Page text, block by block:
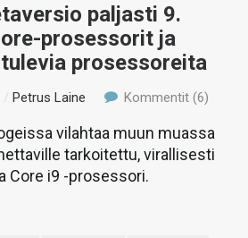
paljasti 9.
prosessorit ja
prosessoreita
/Petrus Laine Kommentit (6)
vilahtaa muun muassa
tarkoitettu, virallisesti
Core i9 -prosessori.